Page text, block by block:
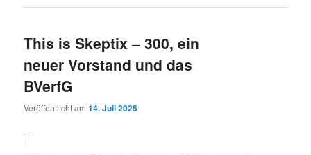
This is Skeptix – 300, ein
neuer Vorstand und das
BVerfG
Veröffentlicht am14. Juli 2025